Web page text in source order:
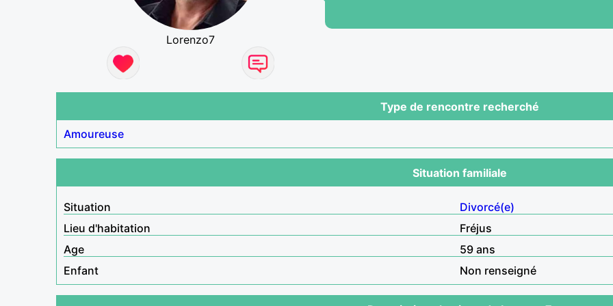
Lorenzo7
Type de rencontre recherché
Amoureuse
Situation familiale
Situation
Divorcé(e)
Lieu d'habitation
Fréjus
Age
59 ans
Enfant
Non renseigné